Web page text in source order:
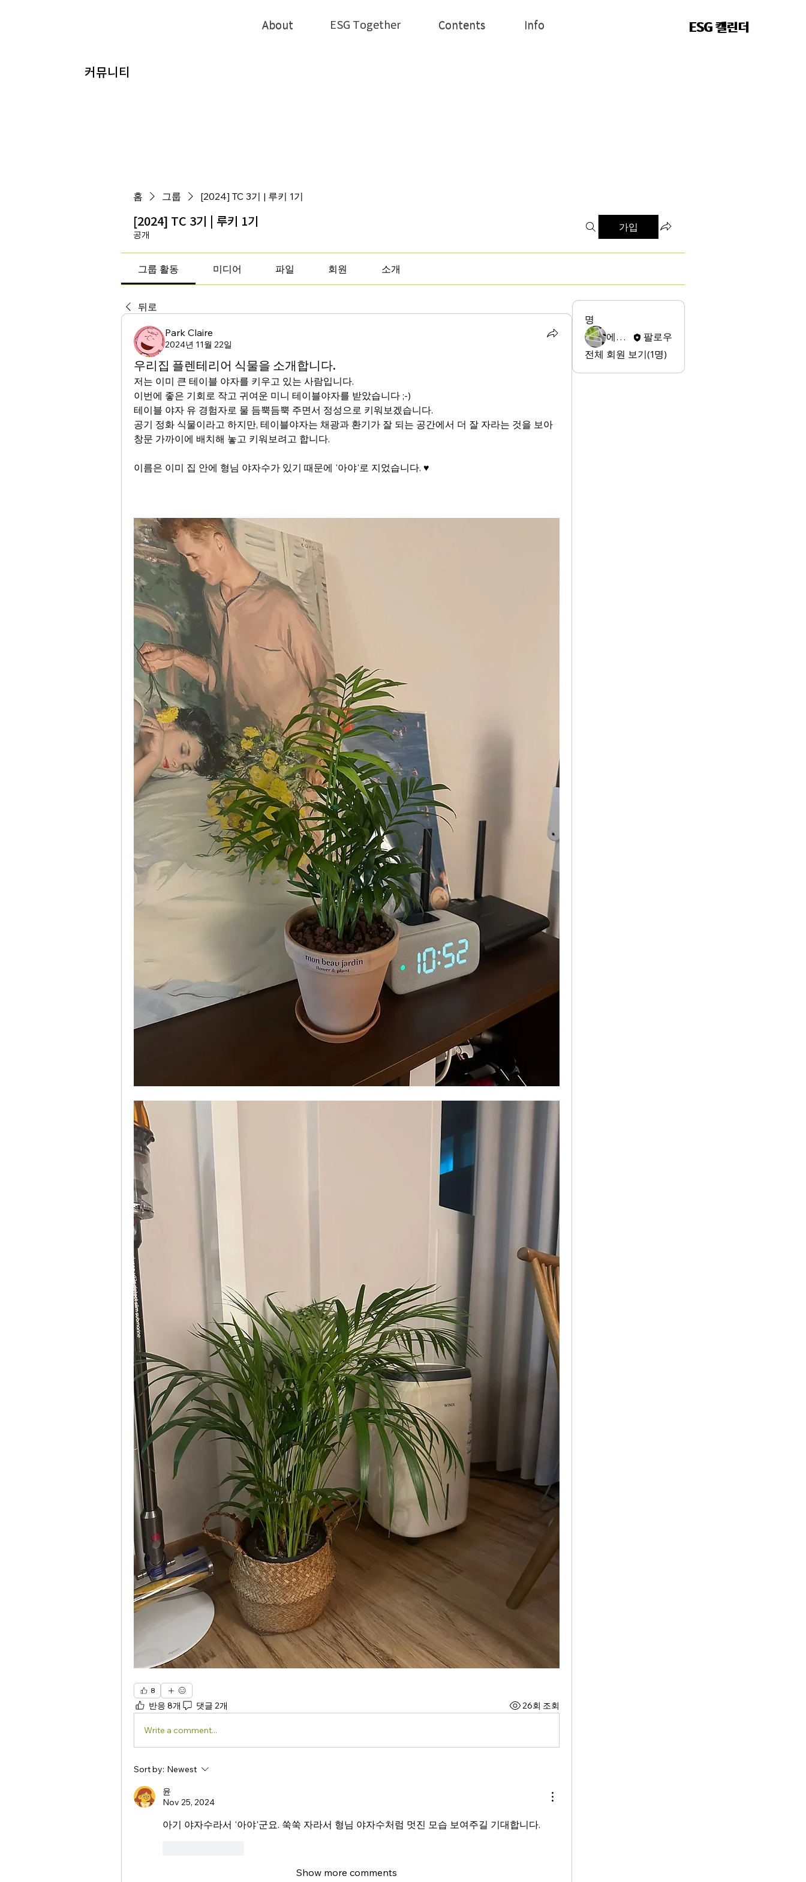
홈 그룹 [2024] TC 3기 | 루키 1기
[2024] TC 3기 | 루키 1기
공개
가입
그룹 활동 미디어 파일 회원 소개
뒤로
Park Claire
2024년 11월 22일
우리집 플렌테리어 식물을 소개합니다.
저는 이미 큰 테이블 야자를 키우고 있는 사람입니다.
이번에 좋은 기회로 작고 귀여운 미니 테이블야자를 받았습니다 ;-)
테이블 야자 유 경험자로 물 듬뿍듬뿍 주면서 정성으로 키워보겠습니다.
공기 정화 식물이라고 하지만, 테이블야자는 채광과 환기가 잘 되는 공간에서 더 잘 자라는 것을 보아
창문 가까이에 배치해 놓고 키워보려고 합니다.
이름은 이미 집 안에 형님 야자수가 있기 때문에 '아야'로 지었습니다. ♥
8
반응 8개 댓글 2개 26회 조회
Write a comment...
Sort by: Newest
윤
Nov 25, 2024
아기 야자수라서 '아야'군요. 쑥쑥 자라서 형님 야자수처럼 멋진 모습 보여주길 기대합니다.
Show more comments
명
에스지 이
팔로우
전체 회원 보기(1명)
​커뮤니티
About ESG Together Info
Contents ESG 캘린더
About ESG Together Contents Info ESG 캘린더